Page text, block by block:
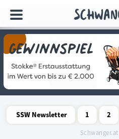
SSW Newsletter
1
2
Schwanger.at